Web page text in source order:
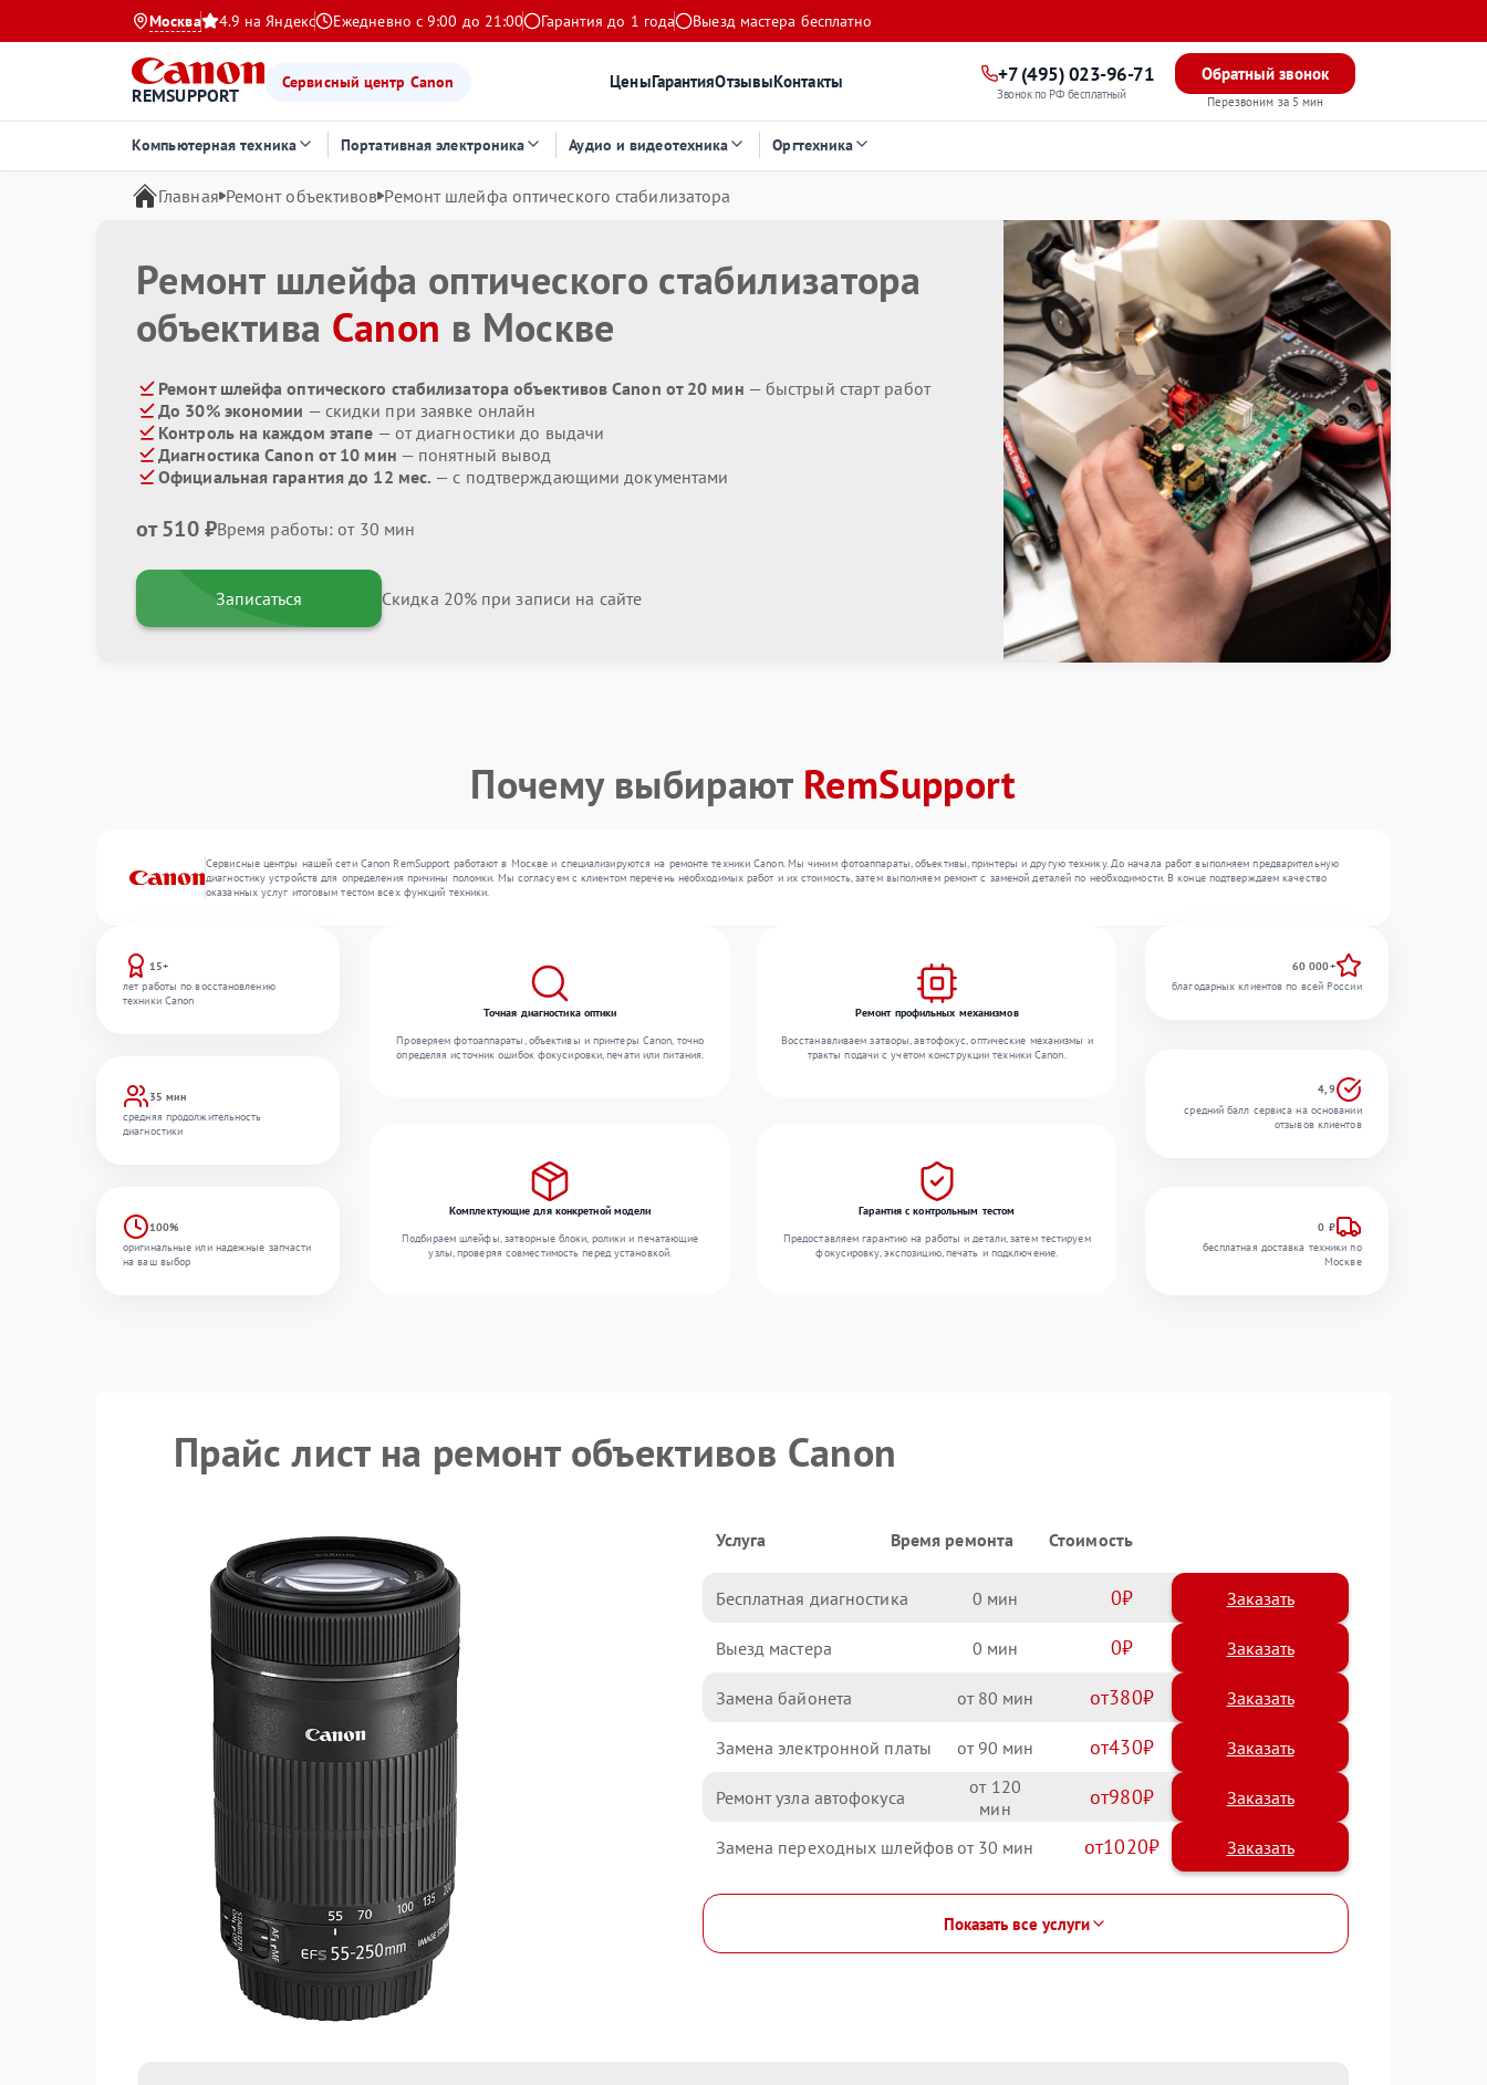
Москва 4.9 на Яндекс Ежедневно с 9:00 до 21:00 Гарантия до 1 года Выезд мастера бесплатно
REMSUPPORT
Сервисный центр Canon ЦеныГарантияОтзывыКонтакты +7 (495) 023-96-71
Звонок по РФ бесплатный
Обратный звонок
Перезвоним за 5 мин
Компьютерная техника Портативная электроника Аудио и видеотехника Оргтехника
Главная Ремонт объективов Ремонт шлейфа оптического стабилизатора
Ремонт шлейфа оптического стабилизатора
объектива Canon в Москве
Ремонт шлейфа оптического стабилизатора объективов Canon от 20 мин — быстрый старт работ
До 30% экономии — скидки при заявке онлайн
Контроль на каждом этапе — от диагностики до выдачи
Диагностика Canon от 10 мин — понятный вывод
Официальная гарантия до 12 мес. — с подтверждающими документами
от 510 ₽Время работы: от 30 мин
Записаться Скидка 20% при записи на сайте
Почему выбирают RemSupport
Сервисные центры нашей сети Canon RemSupport работают в Москве и специализируются на ремонте техники Canon. Мы чиним фотоаппараты, объективы, принтеры и другую технику. До начала работ выполняем предварительную
диагностику устройств для определения причины поломки. Мы согласуем с клиентом перечень необходимых работ и их стоимость, затем выполняем ремонт с заменой деталей по необходимости. В конце подтверждаем качество
оказанных услуг итоговым тестом всех функций техники.
15+
лет работы по восстановлению
техники Canon
35 мин
средняя продолжительность
диагностики
100%
оригинальные или надежные запчасти
на ваш выбор
Точная диагностика оптики
Проверяем фотоаппараты, объективы и принтеры Canon, точно
определяя источник ошибок фокусировки, печати или питания.
Ремонт профильных механизмов
Восстанавливаем затворы, автофокус, оптические механизмы и
тракты подачи с учетом конструкции техники Canon.
Комплектующие для конкретной модели
Подбираем шлейфы, затворные блоки, ролики и печатающие
узлы, проверяя совместимость перед установкой.
Гарантия с контрольным тестом
Предоставляем гарантию на работы и детали, затем тестируем
фокусировку, экспозицию, печать и подключение.
60 000+
благодарных клиентов по всей России
4,9
средний балл сервиса на основании
отзывов клиентов
0 ₽
бесплатная доставка техники по
Москве
Прайс лист на ремонт объективов Canon
Услуга Время ремонта Стоимость
Бесплатная диагностика 0 0 Заказать
Выезд мастера 0 0 Заказать
Замена байонета 80 380
Замена электронной платы 90 430
Ремонт узла автофокуса 120 980
Замена переходных шлейфов 30 1020
Показать все услуги